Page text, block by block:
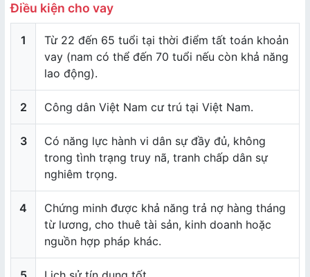
Điều kiện cho vay
1
Từ 22 đến 65 tuổi tại thời điểm tất toán khoản
vay (nam có thể đến 70 tuổi nếu còn khả năng
lao động).
2 Công dân Việt Nam cư trú tại Việt Nam.
3
Có năng lực hành vi dân sự đầy đủ, không
trong tình trạng truy nã, tranh chấp dân sự
nghiêm trọng.
4
Chứng minh được khả năng trả nợ hàng tháng
từ lương, cho thuê tài sản, kinh doanh hoặc
nguồn hợp pháp khác.